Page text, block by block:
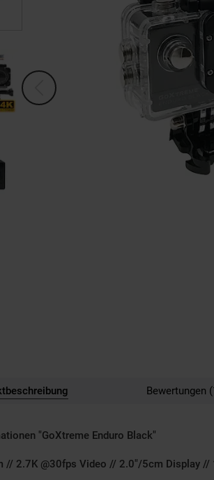
Bewertungen
"GoXtreme Enduro Black"
// 2.7K @30fps Video // 2.0"/5cm Display